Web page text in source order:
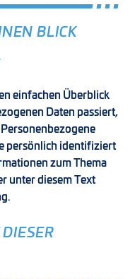
BLICK
einfachen Überblick
Daten passiert,
persönlich identifiziert
zum Thema
unter diesem Text